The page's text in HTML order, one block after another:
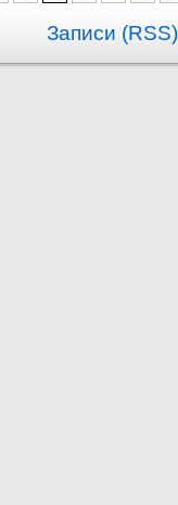
Записи (RSS)